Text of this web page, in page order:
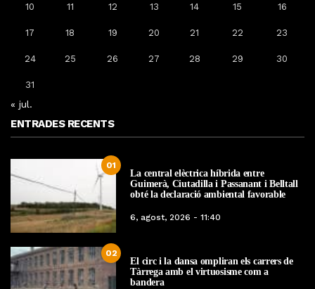
10 11 12 13 14 15 16
17 18 19 20 21 22 23
24 25 26 27 28 29 30
31
« jul.
ENTRADES RECENTS
01
La central elèctrica híbrida entre
Guimerà, Ciutadilla i Passanant i Belltall
obté la declaració ambiental favorable
6, agost, 2026 - 11:40
02
El circ i la dansa ompliran els carrers de
Tàrrega amb el virtuosisme com a
bandera